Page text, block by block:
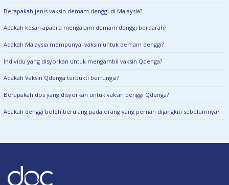
Berapakah jenis vaksin demam denggi di Malaysia?
Apakah kesan apabila mengalami demam denggi berdarah?
Adakah Malaysia mempunyai vaksin untuk demam denggi?
Individu yang disyorkan untuk mengambil vaksin Qdenga?
Adakah Vaksin Qdenga terbukti berfungsi?
Berapakah dos yang disyorkan untuk vaksin denggi Qdenga?
Adakah denggi boleh berulang pada orang yang pernah dijangkiti sebelumnya?